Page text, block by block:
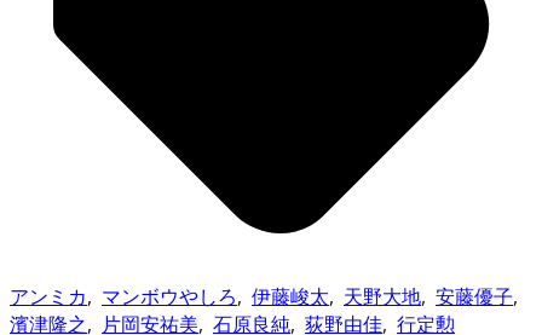
アンミカ, マンボウやしろ, 伊藤峻太, 天野大地, 安藤優子,
濱津隆之, 片岡安祐美, 石原良純, 荻野由佳, 行定勲